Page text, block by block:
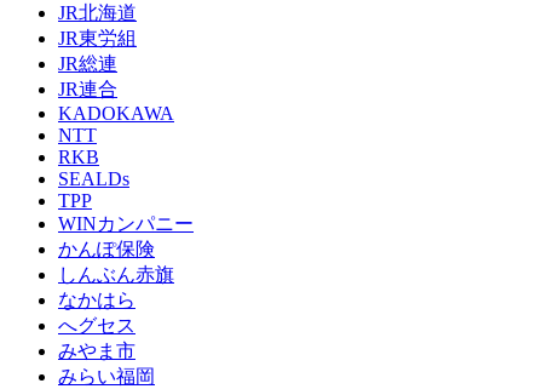
JR北海道
JR東労組
JR総連
JR連合
KADOKAWA
NTT
RKB
SEALDs
TPP
WINカンパニー
かんぽ保険
しんぶん赤旗
なかはら
へグセス
みやま市
みらい福岡